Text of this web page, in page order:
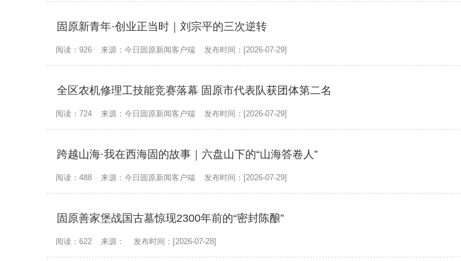
固原新青年·创业正当时｜刘宗平的三次逆转
阅读：926 来源：今日固原新闻客户端 发布时间：[2026-07-29]
全区农机修理工技能竞赛落幕 固原市代表队获团体第二名
阅读：724 来源：今日固原新闻客户端 发布时间：[2026-07-29]
跨越山海·我在西海固的故事｜六盘山下的“山海答卷人”
阅读：488 来源：今日固原新闻客户端 发布时间：[2026-07-29]
固原善家堡战国古墓惊现2300年前的“密封陈酿”
阅读：622 来源： 发布时间：[2026-07-28]